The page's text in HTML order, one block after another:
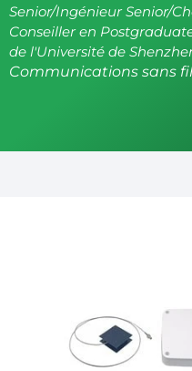
Senior/Ingénieur Senior/
Conseiller en
de l'Université de
Communications sans